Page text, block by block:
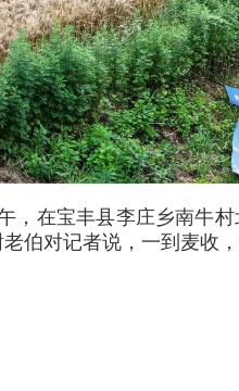
，在宝丰县李庄乡南牛
伯对记者说，一到麦收